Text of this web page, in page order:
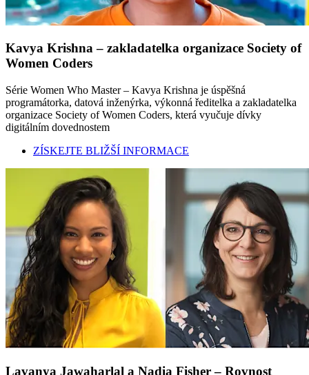
Kavya Krishna – zakladatelka organizace Society of
Women Coders
Série Women Who Master – Kavya Krishna je úspěšná
programátorka, datová inženýrka, výkonná ředitelka a zakladatelka
organizace Society of Women Coders, která vyučuje dívky
digitálním dovednostem
ZÍSKEJTE BLIŽŠÍ INFORMACE
Lavanya Jawaharlal a Nadia Fisher – Rovnost